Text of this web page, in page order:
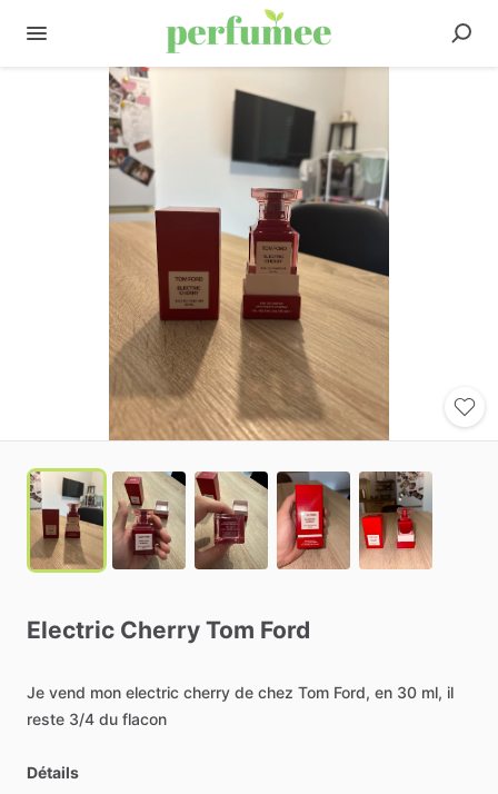
Electric Cherry Tom Ford
Je vend mon electric cherry de chez Tom Ford, en 30 ml, il
reste 3​/​4 du flacon
Détails